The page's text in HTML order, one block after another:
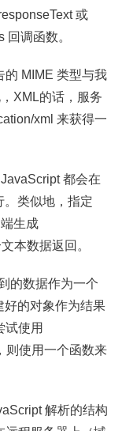
或
调函数。
的 MIME 类型与我
XML的话，服务
xml 来获得一
都会在
。类似地，指定
生成
本数据返回。
的数据作为一个
好的对象作为结果
试使用
则使用一个函数来
解析的结构